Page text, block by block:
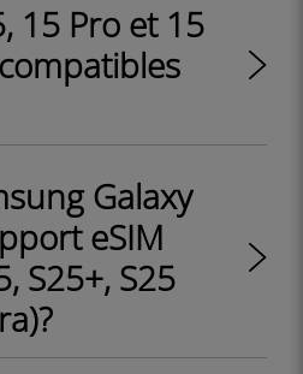
15 Pro et 15
Galaxy
eSIM
S25+, S25